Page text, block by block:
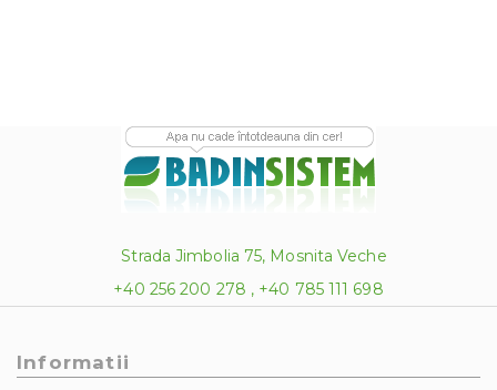
Strada Jimbolia 75, Mosnita Veche
+40 256 200 278 , +40 785 111 698
Informatii